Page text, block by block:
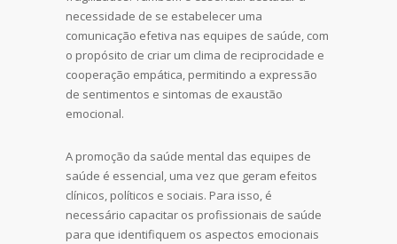
necessidade de se estabelecer uma
comunicação efetiva nas equipes de saúde, com
o propósito de criar um clima de reciprocidade e
cooperação empática, permitindo a expressão
de sentimentos e sintomas de exaustão
emocional.
A promoção da saúde mental das equipes de
saúde é essencial, uma vez que geram efeitos
clínicos, políticos e sociais. Para isso, é
necessário capacitar os profissionais de saúde
para que identifiquem os aspectos emocionais